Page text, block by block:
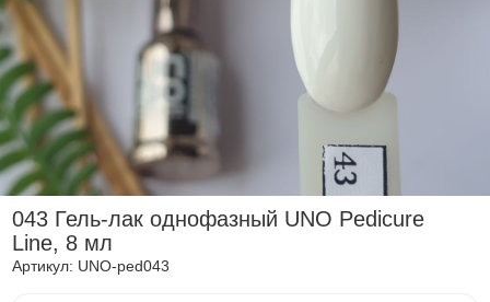
043 Гель-лак однофазный UNO Pedicure
Line, 8 мл
Артикул: UNO-ped043